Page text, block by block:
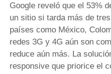
Google reveló que el 53%
un sitio si tarda más de
países como México,
redes 3G y 4G aún son
reduce aún más. La
responsive que priorice el